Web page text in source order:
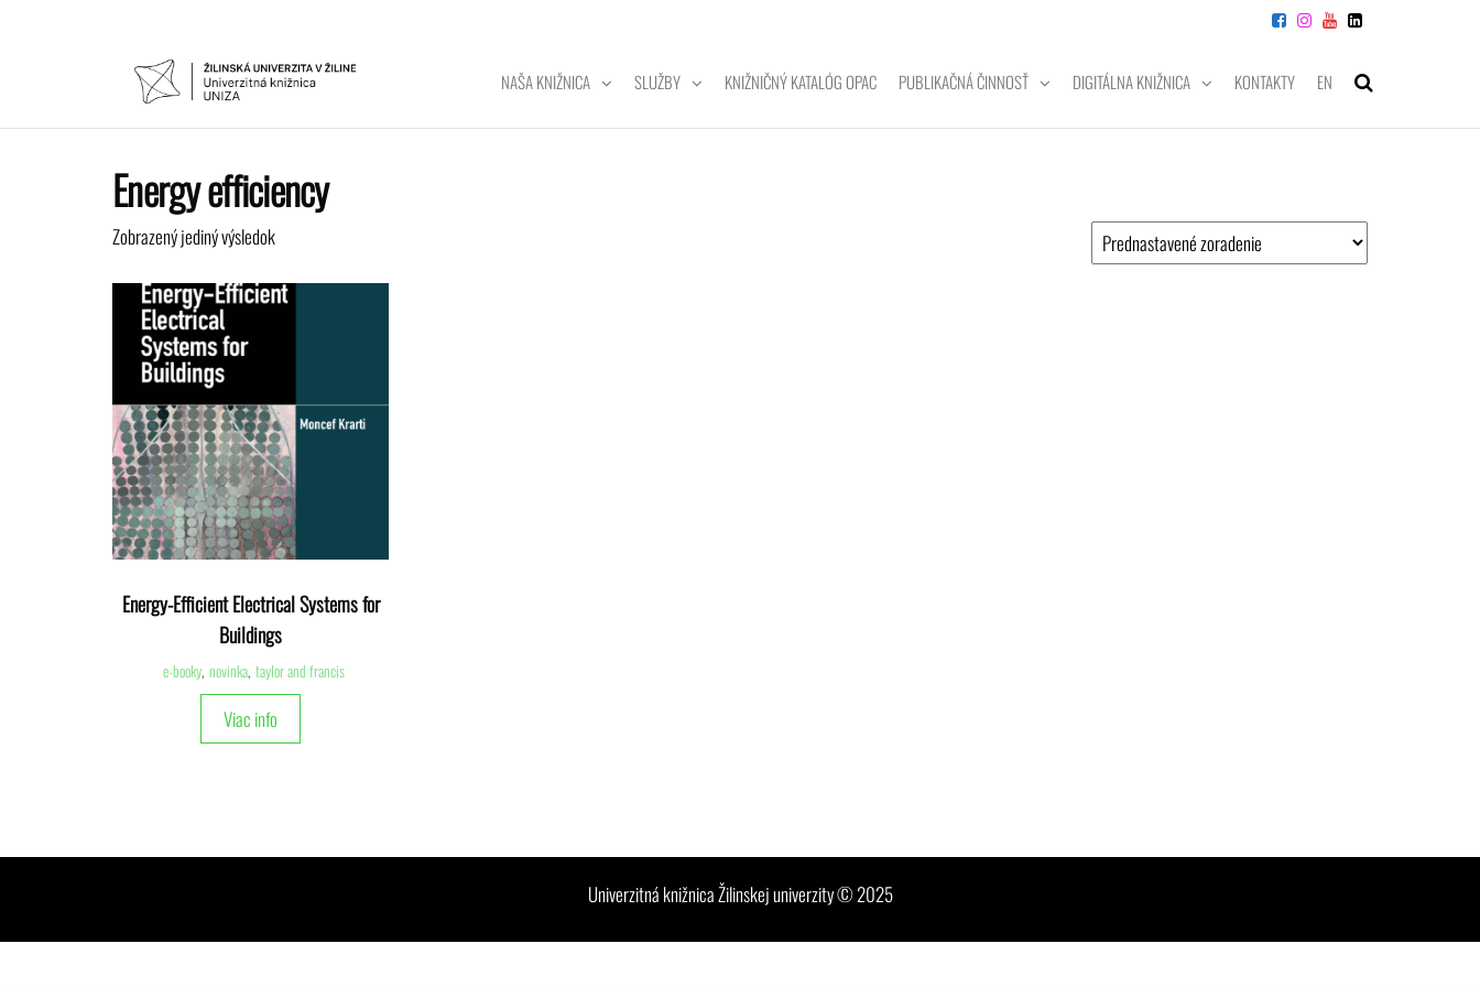
UNIVERZITNÁ
KNIŽNICA
NAŠA KNIŽNICA SLUŽBY KNIŽNIČNÝ KATALÓG OPAC PUBLIKAČNÁ ČINNOSŤ DIGITÁLNA KNIŽNICA KONTAKTY EN
Energy efficiency
Zobrazený jediný výsledok
Energy-Efficient Electrical Systems for
Buildings
e-booky, novinka, taylor and francis
Viac info
Univerzitná knižnica Žilinskej univerzity © 2025